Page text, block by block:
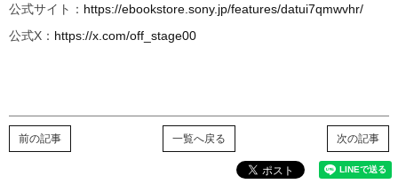
公式サイト： https://ebookstore.sony.jp/features/datui7qmwvhr/
公式X： https://x.com/off_stage00
次の記事
一覧へ戻る
前の記事